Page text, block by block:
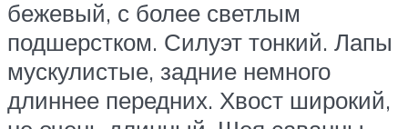
бежевый, с более светлым
подшерстком. Силуэт тонкий. Лапы
мускулистые, задние немного
длиннее передних. Хвост широкий,